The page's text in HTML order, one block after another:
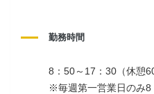
勤務時間
8：50～17：30（休憩
※毎週第一営業日のみ8